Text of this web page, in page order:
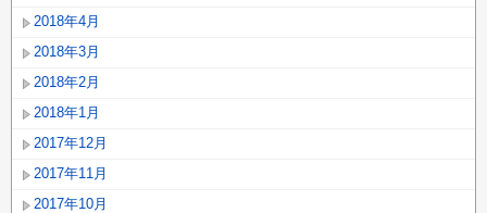
2018年4月
2018年3月
2018年2月
2018年1月
2017年12月
2017年11月
2017年10月